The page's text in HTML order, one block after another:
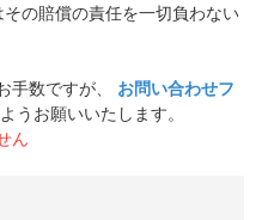
その賠償の責任を一切負わない
数ですが、
お問い合わせフ
うお願いいたします。
ん